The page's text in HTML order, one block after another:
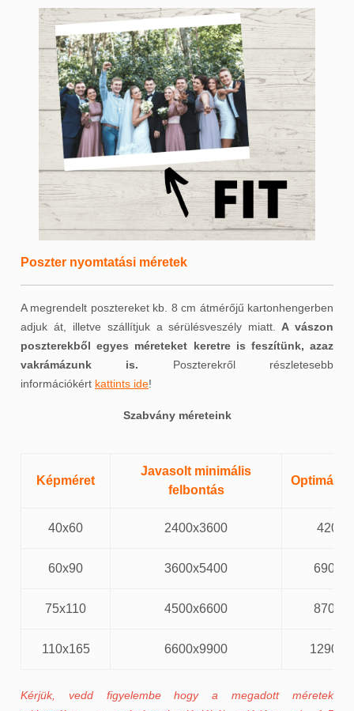
Poszter nyomtatási méretek
A megrendelt posztereket kb. 8 cm átmérőjű kartonhengerben
adjuk át, illetve szállítjuk a sérülésveszély miatt.
A vászon
poszterekből egyes méreteket keretre is feszítünk, azaz
vakrámázunk is.
Poszterekről részletesebb
információkért kattints ide!
Szabvány méreteink
Képméret
Javasolt minimális
felbontás
Optimális
40x60 2400x3600
60x90 3600x5400
75x110 4500x6600
110x165 6600x9900
Kérjük, vedd figyelembe hogy a megadott méretek